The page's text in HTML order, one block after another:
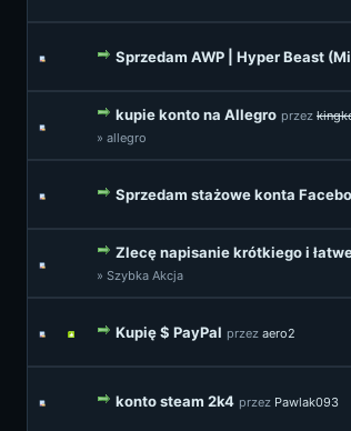
Sprzedam AWP | Hyper Beast
kupie konto na Allegro przez
» allegro
Sprzedam stażowe konta
Zlecę napisanie krótkiego i
» Szybka Akcja
Kupię $ PayPal przez aero2
konto steam 2k4 przez Pawlak093